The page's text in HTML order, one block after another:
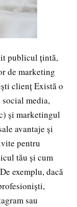
publicul țintă,
de marketing
clienț Există o
media,
și marketingul
avantaje și
pentru
tău și cum
exemplu, dacă
sau